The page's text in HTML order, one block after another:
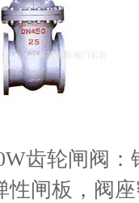
齿轮闸阀
性闸板，阀